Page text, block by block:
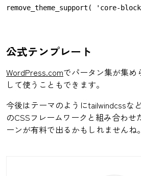
remove_theme_support( 'core-
公式テンプレート
WordPress.comでパータン集が集め
して使うこともできます。
今後はテーマのようにtailwindcssな
のCSSフレームワークと組み合わせ
ーンが有料で出るかもしれませんね。